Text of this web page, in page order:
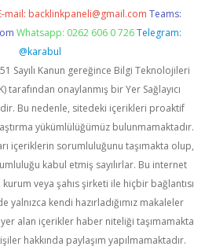
mail: backlinkpaneli@gmail.com Teams:
Whatsapp: 0262 606 0 726 Telegram:
@karabul
Sayılı Kanun gereğince Bilgi Teknolojileri
tarafından onaylanmış bir Yer Sağlayıcı
Bu nedenle, sitedeki içerikleri proaktif
yükümlülüğümüz bulunmamaktadır.
içeriklerin sorumluluğunu taşımakta olup,
kabul etmiş sayılırlar. Bu internet
veya şahıs şirketi ile hiçbir bağlantısı
yalnızca kendi hazırladığımız makaleler
alan içerikler haber niteliği taşımamakta
hakkında paylaşım yapılmamaktadır.